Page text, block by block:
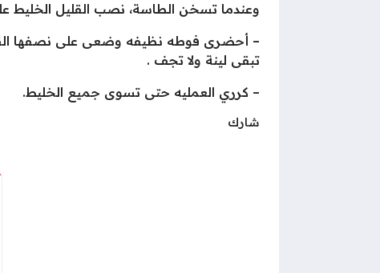
وعندما تسخن الطاسة، نصب القليل
– أحضرى فوطه نظيفه وضعى على نصفها
تبقى لينة ولا تجف .
– كرري العمليه حتى تسوى جميع الخليط.
شارك